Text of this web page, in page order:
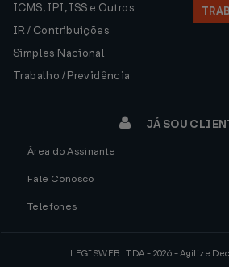
ICMS, IPI, ISS e Outros
IR / Contribuições
Simples Nacional
Trabalho / Previdência
JÁ SOU
Área do Assinante
Fale Conosco
Telefones
LEGISWEB LTDA - 2026 - Agilize